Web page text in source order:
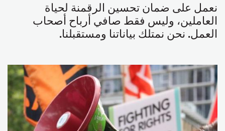
نعمل على ضمان تحسين الرقمنة لحياة
العاملين، وليس فقط صافي أرباح أصحاب
العمل. نحن نمتلك بياناتنا ومستقبلنا.